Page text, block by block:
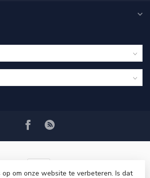
om onze website te verbeteren. Is dat